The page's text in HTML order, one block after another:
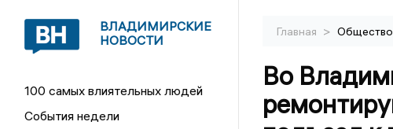
ВЛАДИМИРСКИЕ
НОВОСТИ
100 самых влиятельных людей
События недели
Главная > Общество
Во